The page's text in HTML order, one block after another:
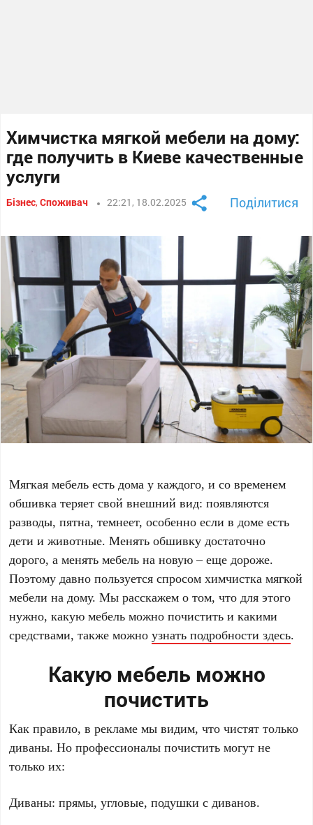
Химчистка мягкой мебели на дому:
где получить в Киеве качественные
услуги
Бізнес,Споживач 22:21, 18.02.2025 Поділитися
Мягкая мебель есть дома у каждого, и со временем
обшивка теряет свой внешний вид: появляются
разводы, пятна, темнеет, особенно если в доме есть
дети и животные. Менять обшивку достаточно
дорого, а менять мебель на новую – еще дороже.
Поэтому давно пользуется спросом химчистка мягкой
мебели на дому. Мы расскажем о том, что для этого
нужно, какую мебель можно почистить и какими
средствами, также можноузнать подробности здесь.
Какую мебель можно
почистить
Как правило, в рекламе мы видим, что чистят только
диваны. Но профессионалы почистить могут не
только их:
Диваны: прямы, угловые, подушки с диванов.